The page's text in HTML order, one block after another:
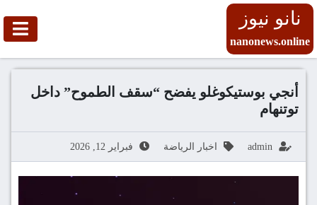
نانو نيوز
nanonews.online
أنجي بوستيكوغلو يفضح “سقف الطموح” داخل
توتنهام
admin اخبار الرياضة فبراير 12, 2026